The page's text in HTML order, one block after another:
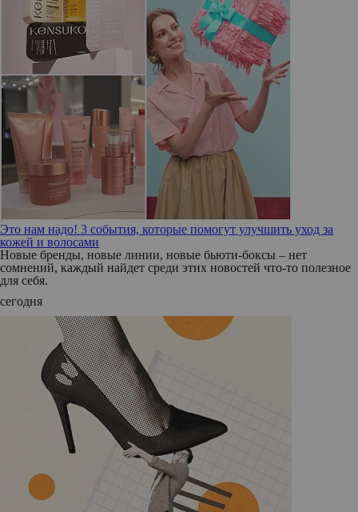
Это нам надо! 3 события, которые помогут улучшить уход за
кожей и волосами
Новые бренды, новые линии, новые бьюти-боксы – нет
сомнений, каждый найдет среди этих новостей что-то полезное
для себя.
сегодня